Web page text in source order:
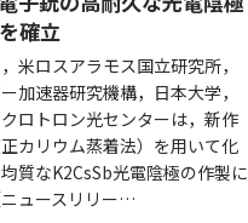
確立
米ロスアラモス国立研究所，
加速器研究機構，日本大学，
ロトロン光センターは，新作
カリウム蒸着法）を用いて化
質なK2CsSb光電陰極の作製に
ュースリリー…